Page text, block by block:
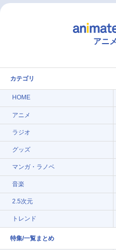
アニ
カテゴリ
HOME
アニメ
ラジオ
グッズ
マンガ・ラノベ
音楽
2.5次元
トレンド
特集/一覧まとめ